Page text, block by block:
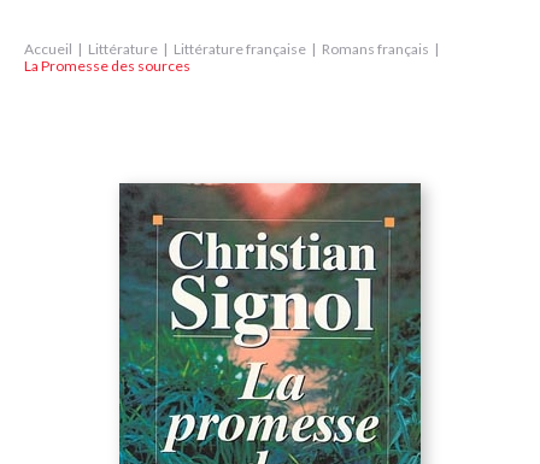
Accueil Littérature Littérature française
Romans français
La Promesse des sources